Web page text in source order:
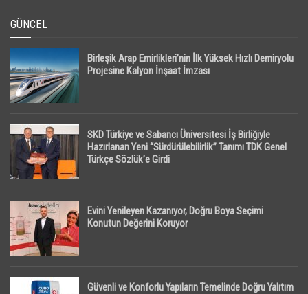
GÜNCEL
Birleşik Arap Emirlikleri’nin İlk Yüksek Hızlı Demiryolu
Projesine Kalyon İnşaat İmzası
SKD Türkiye ve Sabancı Üniversitesi İş Birliğiyle
Hazırlanan Yeni “Sürdürülebilirlik” Tanımı TDK Genel
Türkçe Sözlük’e Girdi
Evini Yenileyen Kazanıyor, Doğru Boya Seçimi
Konutun Değerini Koruyor
Güvenli ve Konforlu Yapıların Temelinde Doğru Yalıtım